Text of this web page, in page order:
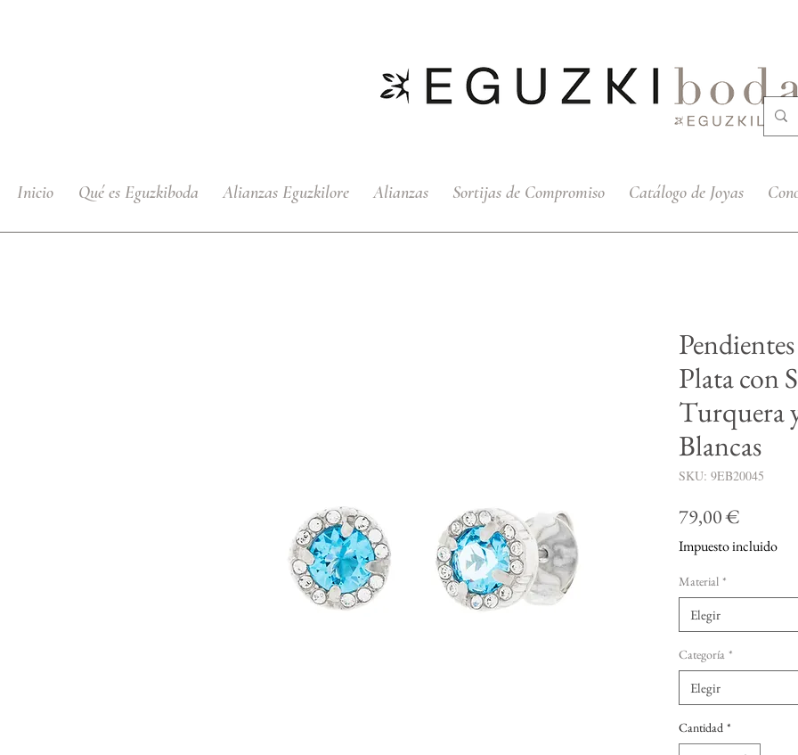
Inicio Qué es Eguzkiboda Alianzas Eguzkilore Alianzas Sortijas de Compromiso Catálogo de Joyas
Plata con
Turquera
Blancas
SKU: 9EB20045
79,00 €
Impuesto incluido
Material *
Elegir
Categoría *
Elegir
Cantidad *